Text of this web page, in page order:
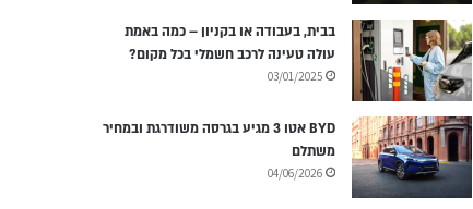
בבית, בעבודה או בקניון – כמה באמת
עולה טעינה לרכב חשמלי בכל מקום?
03/01/2025
BYD אטו 3 מגיע בגרסה משודרגת ובמחיר
משתלם
04/06/2026